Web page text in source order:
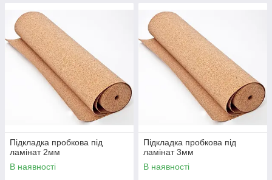
Підкладка пробкова під
ламінат 2мм
В наявності
Підкладка пробкова під
ламінат 3мм
В наявності